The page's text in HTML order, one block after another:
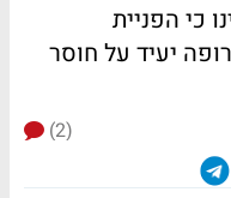
כי הפניית
יעיד על חוסר
(2)